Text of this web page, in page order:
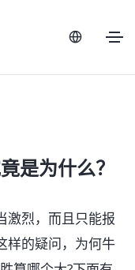
是为什么？
激烈，而且只能报
样的疑问，为何牛